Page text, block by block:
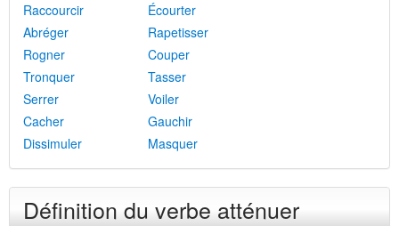
Raccourcir
Écourter
Abréger
Rapetisser
Rogner
Couper
Tronquer
Tasser
Serrer
Voiler
Cacher
Gauchir
Dissimuler
Masquer
Définition du verbe atténuer